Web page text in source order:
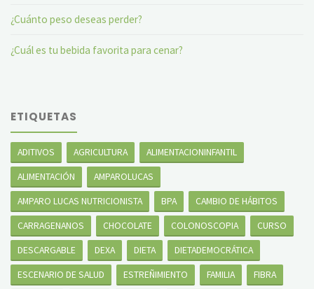
¿Cuánto peso deseas perder?
¿Cuál es tu bebida favorita para cenar?
ETIQUETAS
ADITIVOS AGRICULTURA
ALIMENTACIONINFANTIL
ALIMENTACIÓN
AMPAROLUCAS
AMPARO LUCAS NUTRICIONISTA
BPA
CAMBIO DE HÁBITOS
CARRAGENANOS
CHOCOLATE COLONOSCOPIA
CURSO
DESCARGABLE
DEXA DIETA
DIETADEMOCRÁTICA
ESCENARIO DE SALUD
ESTREÑIMIENTO FAMILIA
FIBRA